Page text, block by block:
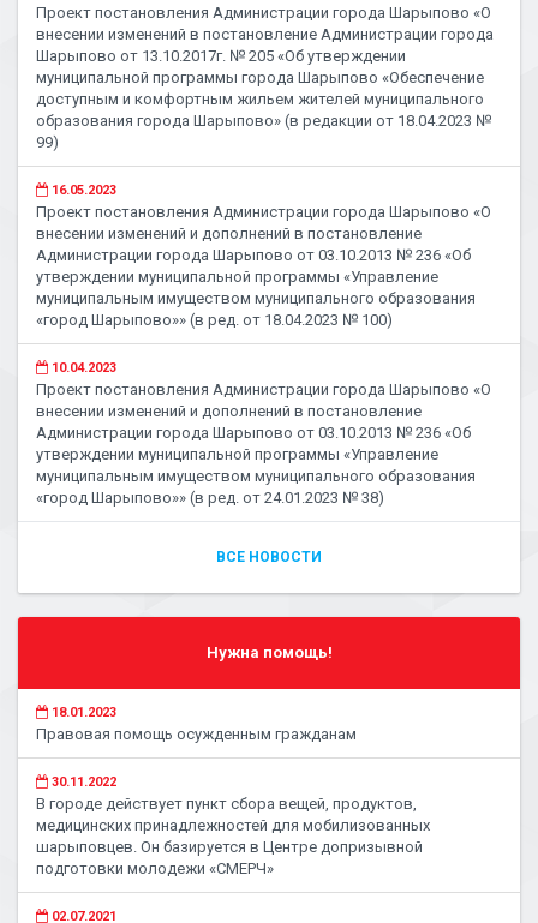
Проект постановления Администрации города Шарыпово «О
внесении изменений в постановление Администрации города
Шарыпово от 13.10.2017г. № 205 «Об утверждении
муниципальной программы города Шарыпово «Обеспечение
доступным и комфортным жильем жителей муниципального
образования города Шарыпово» (в редакции от 18.04.2023 №
99)
16.05.2023
Проект постановления Администрации города Шарыпово «О
внесении изменений и дополнений в постановление
Администрации города Шарыпово от 03.10.2013 № 236 «Об
утверждении муниципальной программы «Управление
муниципальным имуществом муниципального образования
«город Шарыпово»» (в ред. от 18.04.2023 № 100)
10.04.2023
Проект постановления Администрации города Шарыпово «О
внесении изменений и дополнений в постановление
Администрации города Шарыпово от 03.10.2013 № 236 «Об
утверждении муниципальной программы «Управление
муниципальным имуществом муниципального образования
«город Шарыпово»» (в ред. от 24.01.2023 № 38)
ВСЕ НОВОСТИ
Нужна помощь!
18.01.2023
Правовая помощь осужденным гражданам
30.11.2022
В городе действует пункт сбора вещей, продуктов,
медицинских принадлежностей для мобилизованных
шарыповцев. Он базируется в Центре допризывной
подготовки молодежи «СМЕРЧ»
02.07.2021